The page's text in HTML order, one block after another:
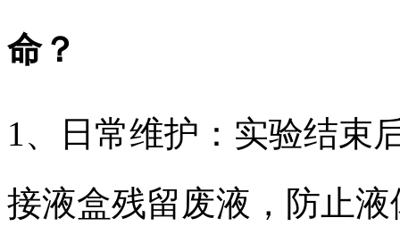
命？
1、日常维护：实验结束
接液盒残留废液，防止